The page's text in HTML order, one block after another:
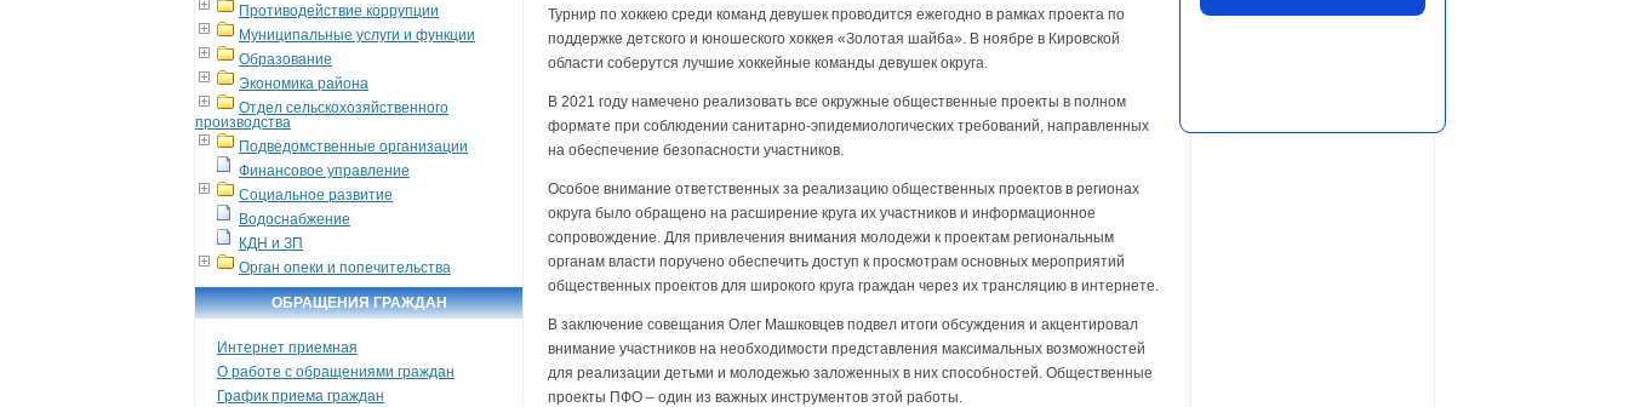
Противодействие коррупции
Муниципальные услуги и функции
Образование
Экономика района
Отдел сельскохозяйственного
производства
Подведомственные организации
Финансовое управление
Социальное развитие
Водоснабжение
КДН и ЗП
Орган опеки и попечительства
ОБРАЩЕНИЯ ГРАЖДАН
Интернет приемная
О работе с обращениями граждан
График приема граждан
Турнир по хоккею среди команд девушек проводится ежегодно в рамках проекта по
поддержке детского и юношеского хоккея «Золотая шайба». В ноябре в Кировской
области соберутся лучшие хоккейные команды девушек округа.
В 2021 году намечено реализовать все окружные общественные проекты в полном
формате при соблюдении санитарно-эпидемиологических требований, направленных
на обеспечение безопасности участников.
Особое внимание ответственных за реализацию общественных проектов в регионах
округа было обращено на расширение круга их участников и информационное
сопровождение. Для привлечения внимания молодежи к проектам региональным
органам власти поручено обеспечить доступ к просмотрам основных мероприятий
общественных проектов для широкого круга граждан через их трансляцию в интернете.
В заключение совещания Олег Машковцев подвел итоги обсуждения и акцентировал
внимание участников на необходимости представления максимальных возможностей
для реализации детьми и молодежью заложенных в них способностей. Общественные
проекты ПФО – один из важных инструментов этой работы.